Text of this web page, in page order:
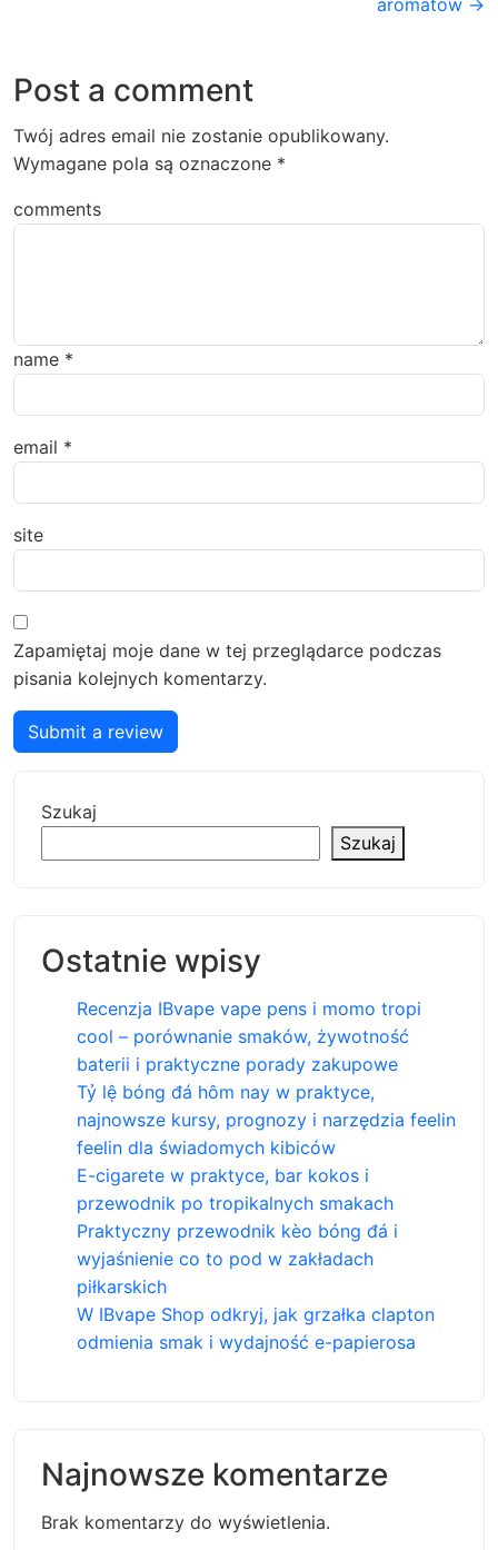
Post a comment
Twój adres email nie zostanie opublikowany.
Wymagane pola są oznaczone *
comments
name *
email *
site
Zapamiętaj moje dane w tej przeglądarce podczas
pisania kolejnych komentarzy.
Submit a review
Szukaj
Szukaj
Ostatnie wpisy
Recenzja IBvape vape pens i momo tropi
cool – porównanie smaków, żywotność
baterii i praktyczne porady zakupowe
Tỷ lệ bóng đá hôm nay w praktyce,
najnowsze kursy, prognozy i narzędzia feelin
feelin dla świadomych kibiców
E-cigarete w praktyce, bar kokos i
przewodnik po tropikalnych smakach
Praktyczny przewodnik kèo bóng đá i
wyjaśnienie co to pod w zakładach
piłkarskich
W IBvape Shop odkryj, jak grzałka clapton
odmienia smak i wydajność e-papierosa
Najnowsze komentarze
Brak komentarzy do wyświetlenia.